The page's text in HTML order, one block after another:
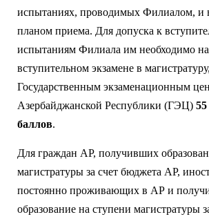
испытаниях, проводимых Филиалом, и
планом приема. Для допуска к
испытаниям Филиала им необходимо
вступительном экзамене в
Государственным экзаменационным
Азербайджанской Республики (ГЭЦ)
баллов.
Для граждан АР, получивших
магистратуры за счет бюджета АР,
постоянно проживающих в АР и
образование на ступени магистратуры